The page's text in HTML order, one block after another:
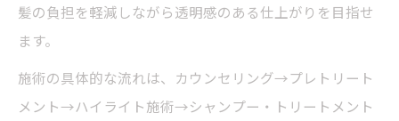
髪の負担を軽減しながら透明感のある仕上がりを目指せ
ます。
施術の具体的な流れは、カウンセリング→プレトリート
メント→ハイライト施術→シャンプー・トリートメント